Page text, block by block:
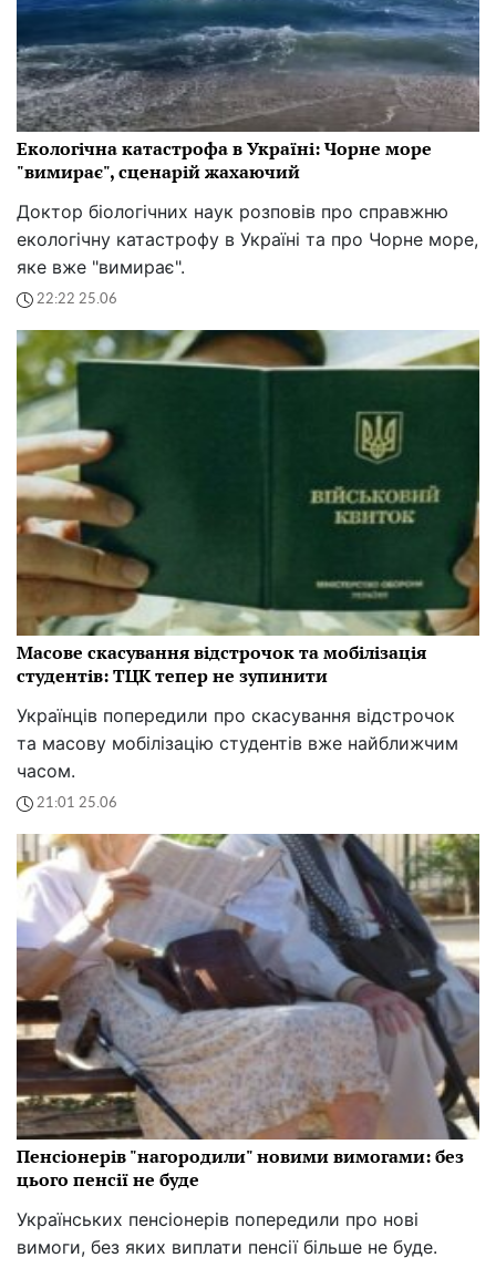
Екологічна катастрофа в Україні: Чорне море
"вимирає", сценарій жахаючий
Доктор біологічних наук розповів про справжню
екологічну катастрофу в Україні та про Чорне море,
яке вже "вимирає".
22:22 25.06
Масове скасування відстрочок та мобілізація
студентів: ТЦК тепер не зупинити
Українців попередили про скасування відстрочок
та масову мобілізацію студентів вже найближчим
часом.
21:01 25.06
Пенсіонерів "нагородили" новими вимогами: без
цього пенсії не буде
Українських пенсіонерів попередили про нові
вимоги, без яких виплати пенсії більше не буде.